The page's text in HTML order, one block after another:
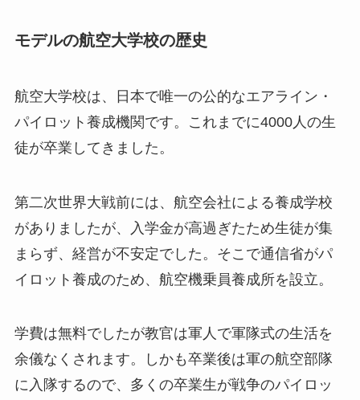
モデルの航空大学校の歴史
航空大学校は、日本で唯一の公的なエアライン・
パイロット養成機関です。これまでに4000人の生
徒が卒業してきました。
第二次世界大戦前には、航空会社による養成学校
がありましたが、入学金が高過ぎたため生徒が集
まらず、経営が不安定でした。そこで通信省がパ
イロット養成のため、航空機乗員養成所を設立。
学費は無料でしたが教官は軍人で軍隊式の生活を
余儀なくされます。しかも卒業後は軍の航空部隊
に入隊するので、多くの卒業生が戦争のパイロッ